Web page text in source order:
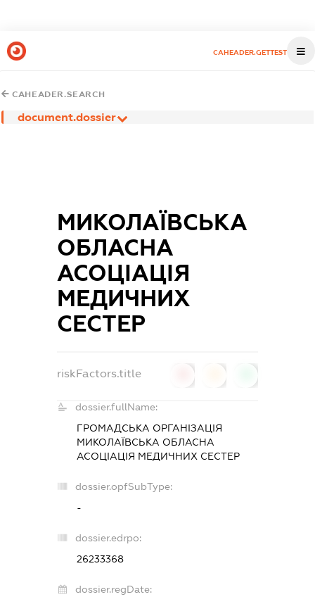
CAHEADER.GETTEST
CAHEADER.SEARCH
document.dossier
МИКОЛАЇВСЬКА
ОБЛАСНА
АСОЦІАЦІЯ
МЕДИЧНИХ
СЕСТЕР
riskFactors.title
dossier.fullName:
ГРОМАДСЬКА ОРГАНІЗАЦІЯ
МИКОЛАЇВСЬКА ОБЛАСНА
АСОЦІАЦІЯ МЕДИЧНИХ СЕСТЕР
dossier.opfSubType:
-
dossier.edrpo:
26233368
dossier.regDate: